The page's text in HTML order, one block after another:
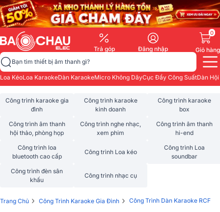
Trả góp Đăng nhập
0
Giỏ hàng
Bạn tìm thiết bị âm thanh gì?
Loa KéoLoa KaraokeDàn KaraokeMicro Không DâyCục Đẩy Công SuấtDàn
Công trình karaoke gia
đình
Công trình karaoke
kinh doanh
Công trình karaoke
box
Công trình âm thanh
hội thảo, phòng họp
Công trình nghe nhạc,
xem phim
Công trình âm thanh
hi-end
Công trình loa
bluetooth cao cấp
Công trình Loa kéo
Công trình Loa
soundbar
Công trình đèn sân
khấu
Công trình nhạc cụ
Trang Chủ › Công Trình Karaoke Gia Đình › Công Trình Dàn Karaoke RCF